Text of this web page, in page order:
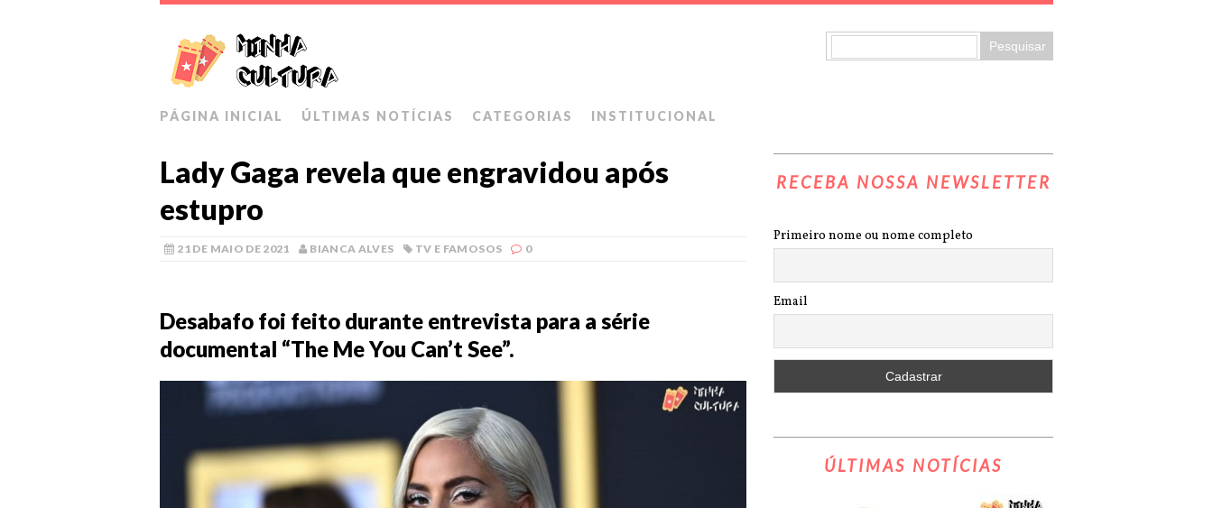
PÁGINA INICIAL ÚLTIMAS NOTÍCIAS CATEGORIAS INSTITUCIONAL
Lady Gaga revela que engravidou após
estupro
21 DE MAIO DE 2021 BIANCA ALVES TV E FAMOSOS 0
Desabafo foi feito durante entrevista para a série
documental “The Me You Can’t See”.
RECEBA NOSSA NEWSLETTER
Primeiro nome ou nome completo
Email
ÚLTIMAS NOTÍCIAS